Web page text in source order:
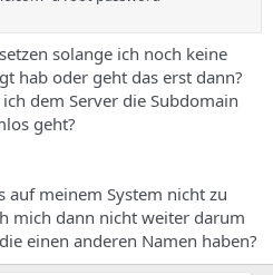
solange ich noch keine
hab oder geht das erst dann?
dem Server die Subdomain
geht?
auf meinem System nicht zu
mich dann nicht weiter darum
einen anderen Namen haben?